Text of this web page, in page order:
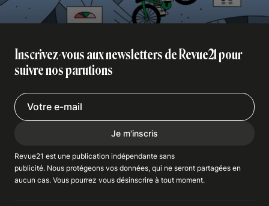
Inscrivez-vous aux newsletters de Revue21 pour
suivre nos parutions
Je m'inscris
Revue21 est une publication indépendante sans
publicité. Nous protégeons vos données, qui ne seront partagées en
aucun cas. Vous pourrez vous désinscrire à tout moment.